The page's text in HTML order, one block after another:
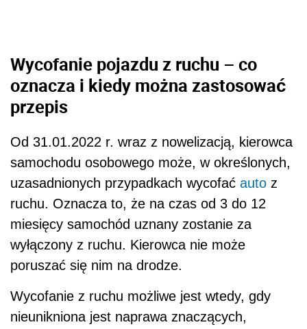
Wycofanie pojazdu z ruchu – co
oznacza i kiedy można zastosować
przepis
Od 31.01.2022 r. wraz z nowelizacją, kierowca
samochodu osobowego może, w określonych,
uzasadnionych przypadkach wycofać auto z
ruchu. Oznacza to, że na czas od 3 do 12
miesięcy samochód uznany zostanie za
wyłączony z ruchu. Kierowca nie może
poruszać się nim na drodze.
Wycofanie z ruchu możliwe jest wtedy, gdy
nieunikniona jest naprawa znaczących,